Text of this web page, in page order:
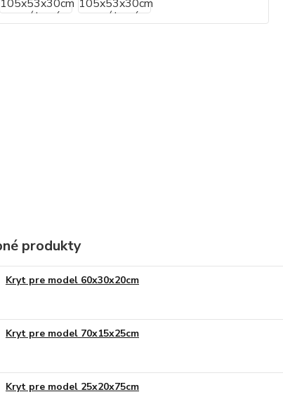
produkty
Kryt pre model 60x30x20cm
Kryt pre model 70x15x25cm
Kryt pre model 25x20x75cm